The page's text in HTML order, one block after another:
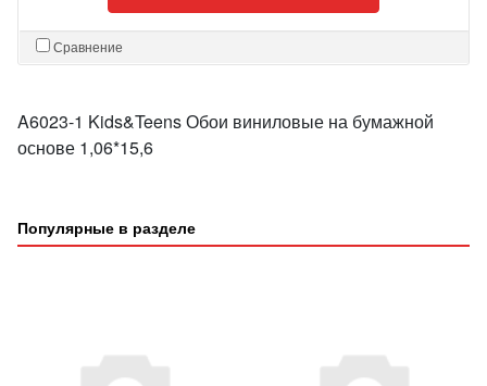
Сравнение
A6023-1 Kids&Teens Обои виниловые на бумажной
основе 1,06*15,6
Популярные в разделе